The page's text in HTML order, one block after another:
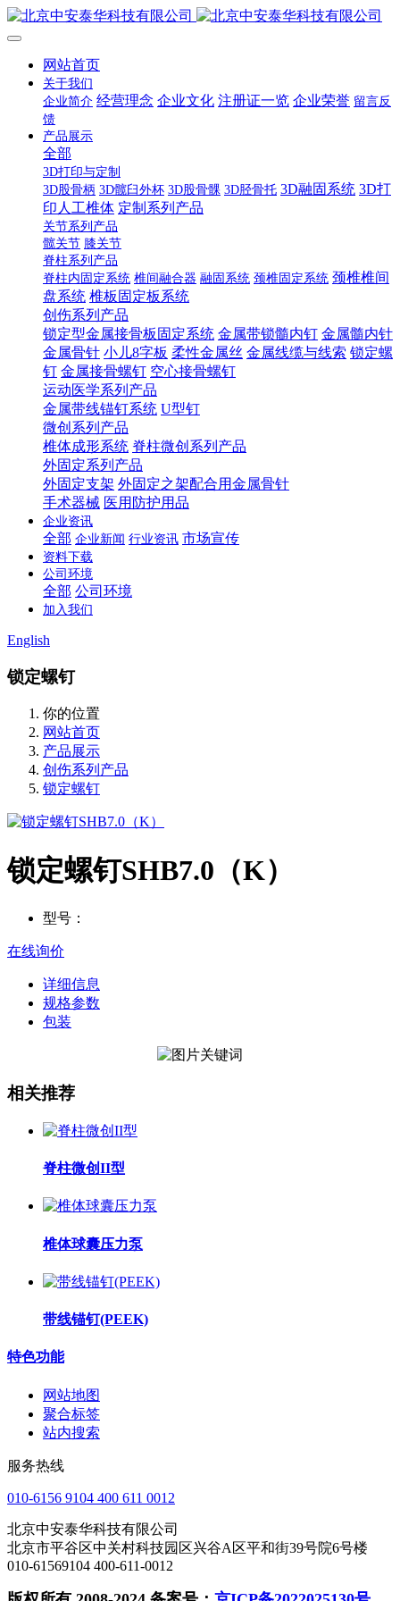
网站首页
关于我们
企业简介 经营理念 企业文化 注册证一览 企业荣誉 留言反
馈
产品展示
全部
3D打印与定制
3D股骨柄 3D髋臼外杯 3D股骨髁 3D胫骨托 3D融固系统 3D打
印人工椎体 定制系列产品
关节系列产品
髋关节 膝关节
脊柱系列产品
脊柱内固定系统 椎间融合器 融固系统 颈椎固定系统 颈椎椎间
盘系统 椎板固定板系统
创伤系列产品
锁定型金属接骨板固定系统 金属带锁髓内钉 金属髓内针
金属骨针 小儿8字板 柔性金属丝 金属线缆与线索 锁定螺
钉 金属接骨螺钉 空心接骨螺钉
运动医学系列产品
金属带线锚钉系统 U型钉
微创系列产品
椎体成形系统 脊柱微创系列产品
外固定系列产品
外固定支架 外固定之架配合用金属骨针
手术器械 医用防护用品
企业资讯
全部 企业新闻 行业资讯 市场宣传
资料下载
公司环境
全部 公司环境
加入我们
English
锁定螺钉
你的位置
网站首页
产品展示
创伤系列产品
锁定螺钉
锁定螺钉SHB7.0（K）
型号：
在线询价
详细信息
规格参数
包装
相关推荐
脊柱微创II型
椎体球囊压力泵
带线锚钉(PEEK)
特色功能
网站地图
聚合标签
站内搜索
服务热线
010-6156 9104 400 611 0012
北京中安泰华科技有限公司
北京市平谷区中关村科技园区兴谷A区平和街39号院6号楼
010-61569104 400-611-0012